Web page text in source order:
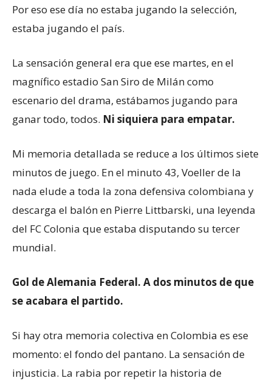
Por eso ese día no estaba jugando la selección,
estaba jugando el país.
La sensación general era que ese martes, en el
magnífico estadio San Siro de Milán como
escenario del drama, estábamos jugando para
ganar todo, todos. Ni siquiera para empatar.
Mi memoria detallada se reduce a los últimos siete
minutos de juego. En el minuto 43, Voeller de la
nada elude a toda la zona defensiva colombiana y
descarga el balón en Pierre Littbarski, una leyenda
del FC Colonia que estaba disputando su tercer
mundial.
Gol de Alemania Federal. A dos minutos de que
se acabara el partido.
Si hay otra memoria colectiva en Colombia es ese
momento: el fondo del pantano. La sensación de
injusticia. La rabia por repetir la historia de